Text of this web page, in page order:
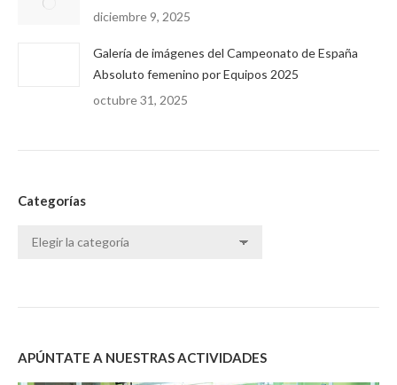
diciembre 9, 2025
Galería de imágenes del Campeonato de España
Absoluto femenino por Equipos 2025
octubre 31, 2025
Categorías
Categorías
APÚNTATE A NUESTRAS ACTIVIDADES